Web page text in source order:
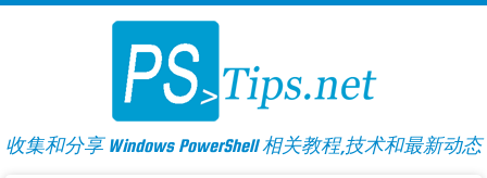
Skip
收集和分享 Windows PowerShell 相关教程,技术和最新动态